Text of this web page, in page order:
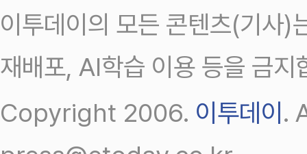
이투데이의 모든 콘텐츠(기사)
재배포, AI학습 이용 등을 금지
Copyright 2006. 이투데이.